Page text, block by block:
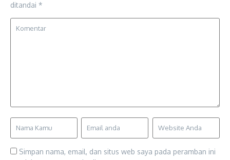
ditandai *
Simpan nama, email, dan situs web saya pada peramban ini